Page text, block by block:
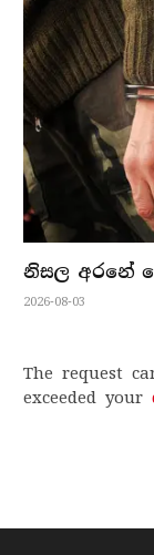
නිසල අරනේ
2026-08-03
The request
exceeded your